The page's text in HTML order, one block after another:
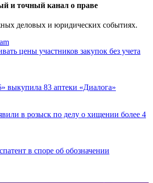
и точный канал о праве
деловых и юридических событиях.
цены участников закупок без учета
выкупила 83 аптеки «Диалога»
в розыск по делу о хищении более 4
в споре об обозначении